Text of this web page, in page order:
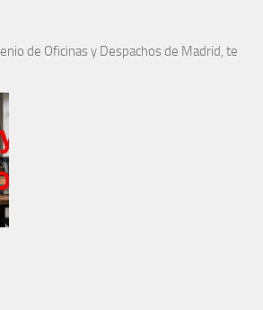
de Oficinas y Despachos de Madrid, te